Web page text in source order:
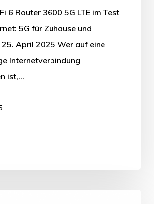
6 Router 3600 5G LTE im Test
5G für Zuhause und
April 2025 Wer auf eine
Internetverbindung
ist,…